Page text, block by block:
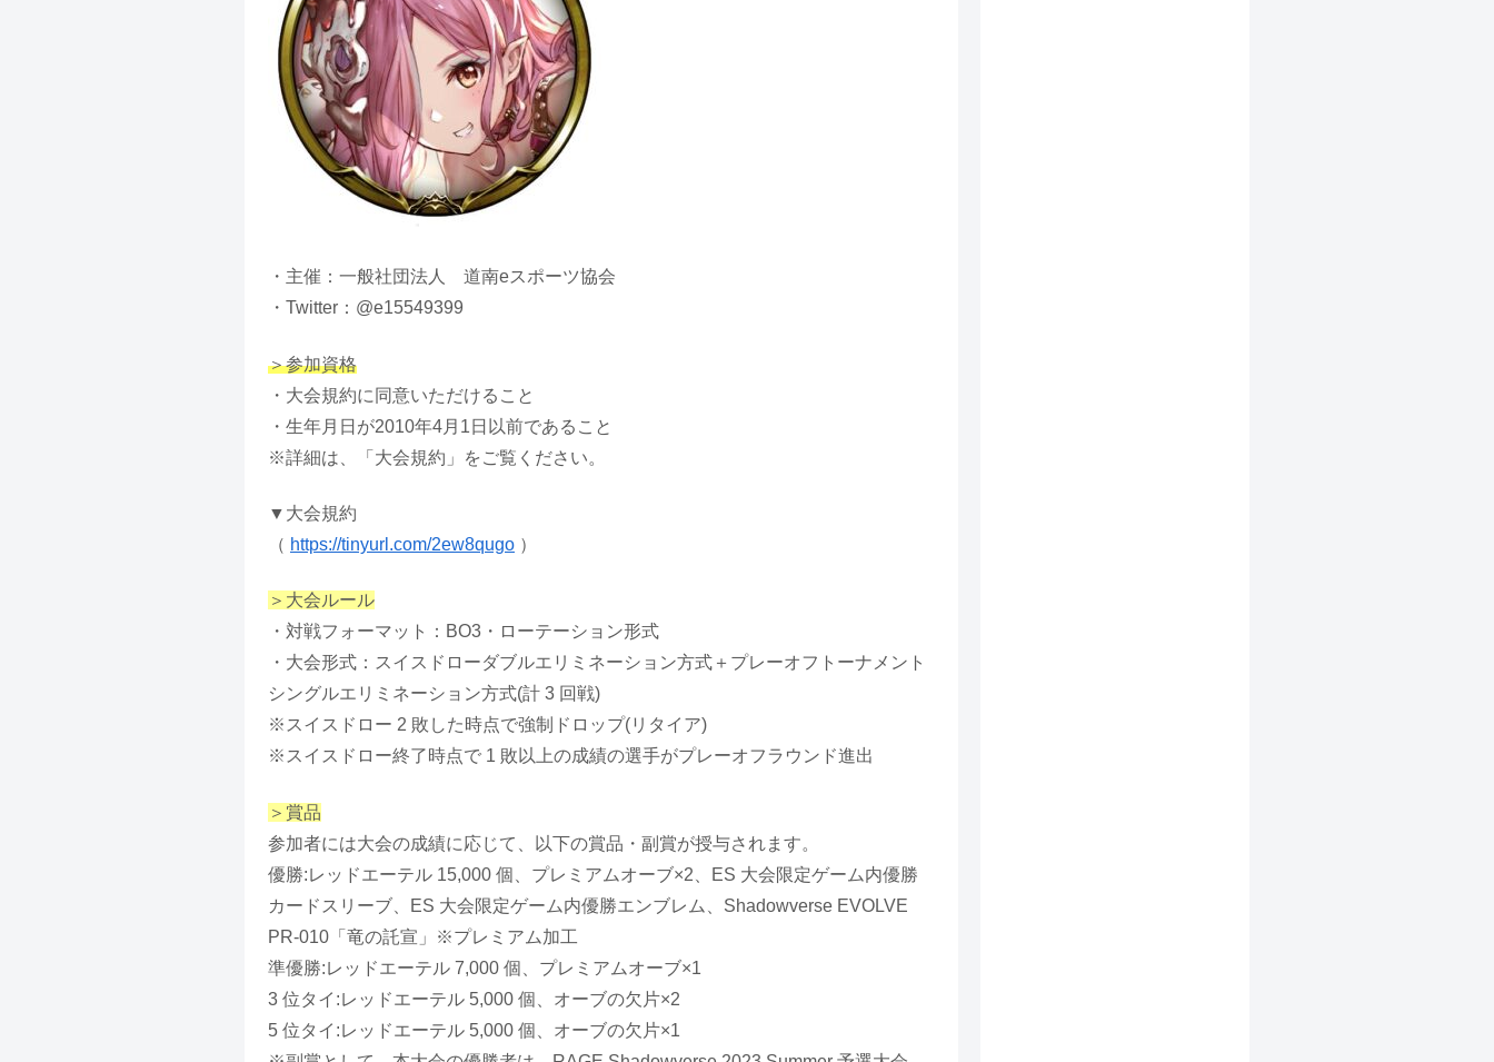
・主催：一般社団法人 道南eスポーツ協会
・Twitter：@e15549399
＞参加資格
・大会規約に同意いただけること
・生年月日が2010年4月1日以前であること
※詳細は、「大会規約」をご覧ください。
▼大会規約
（ https://tinyurl.com/2ew8qugo ）
＞大会ルール
・対戦フォーマット：BO3・ローテーション形式
・大会形式：スイスドローダブルエリミネーション方式＋プレーオフトーナメント
シングルエリミネーション方式(計 3 回戦)
※スイスドロー 2 敗した時点で強制ドロップ(リタイア)
※スイスドロー終了時点で 1 敗以上の成績の選手がプレーオフラウンド進出
＞賞品
参加者には大会の成績に応じて、以下の賞品・副賞が授与されます。
優勝:レッドエーテル 15,000 個、プレミアムオーブ×2、ES 大会限定ゲーム内優勝
カードスリーブ、ES 大会限定ゲーム内優勝エンブレム、Shadowverse EVOLVE
PR-010「竜の託宣」※プレミアム加工
準優勝:レッドエーテル 7,000 個、プレミアムオーブ×1
3 位タイ:レッドエーテル 5,000 個、オーブの欠片×2
5 位タイ:レッドエーテル 5,000 個、オーブの欠片×1